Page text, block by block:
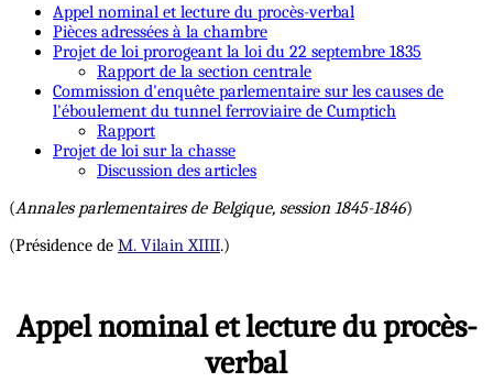
Appel nominal et lecture du procès-verbal
Pièces adressées à la chambre
Projet de loi prorogeant la loi du 22 septembre 1835
Rapport de la section centrale
Commission d'enquête parlementaire sur les causes de
l'éboulement du tunnel ferroviaire de Cumptich
Rapport
Projet de loi sur la chasse
Discussion des articles
(Annales parlementaires de Belgique, session 1845-1846)
(Présidence de M. Vilain XIIII.)
Appel nominal et lecture du procès-
verbal